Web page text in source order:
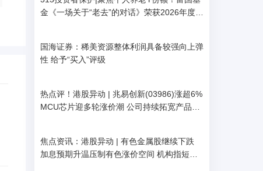
金《一场关于“老去”的对话》荣获2026年度最
国海证券：稀美资源整体利润具备较强向上弹
性 给予“买入”评级
热点评！港股异动 | 兆易创新(03986)涨超6%
MCU芯片迎多轮涨价潮 公司持续拓宽产品技
焦点资讯：港股异动 | 有色金属股继续下跌
加息预期升温压制有色涨价空间 机构指短期